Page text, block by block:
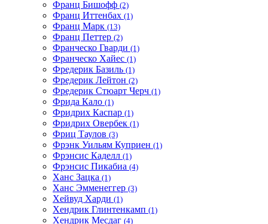
Франц Бишофф (2)
Франц Иттенбах (1)
Франц Марк (13)
Франц Петтер (2)
Франческо Гварди (1)
Франческо Хайес (1)
Фредерик Базиль (1)
Фредерик Лейтон (2)
Фредерик Стюарт Черч (1)
Фрида Кало (1)
Фридрих Каспар (1)
Фридрих Овербек (1)
Фриц Таулов (3)
Фрэнк Уильям Куприен (1)
Фрэнсис Каделл (1)
Фрэнсис Пикабиа (4)
Ханс Зацка (1)
Ханс Эмменеггер (3)
Хейвуд Харди (1)
Хендрик Глинтенкамп (1)
Хендрик Месдаг (4)